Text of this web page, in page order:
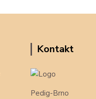
Kontakt
Pedig-Brno